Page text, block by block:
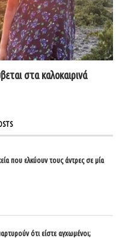
στα καλοκαιρινά
που ελκύουν τους άντρες σε μία
ότι είστε αγχωμένοι;